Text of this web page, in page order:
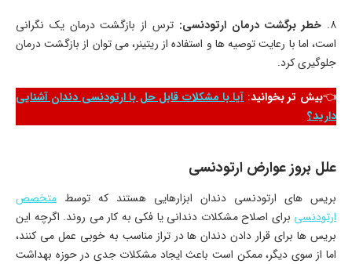
۸. خطر برگشت درمان ارتودنسی: ترس از بازگشت درمان یک نگرانی
است، اما با رعایت توصیه‌ ها و استفاده از ریتینر، می‌ توان از بازگشت درمان
جلوگیری کرد.
👈بیش تر بخوانید:آیا با مشکلات قابل حل با ارتودنسی دندان آشنایی
دارید؟
علل بروز عوارض ارتودنسی
بریس‌ های ارتودنسی دندان ابزارهایی هستند که توسط متخصص
ارتودنسی برای اصلاح مشکلات دندانی یا فکی به کار می ‌روند. اگرچه این
بریس ‌ها برای قرار دادن دندان ‌ها در تراز مناسب به خوبی عمل می‌ کنند،
اما از سوی دیگر، ممکن است باعث ایجاد مشکلات جدی در حوزه بهداشت